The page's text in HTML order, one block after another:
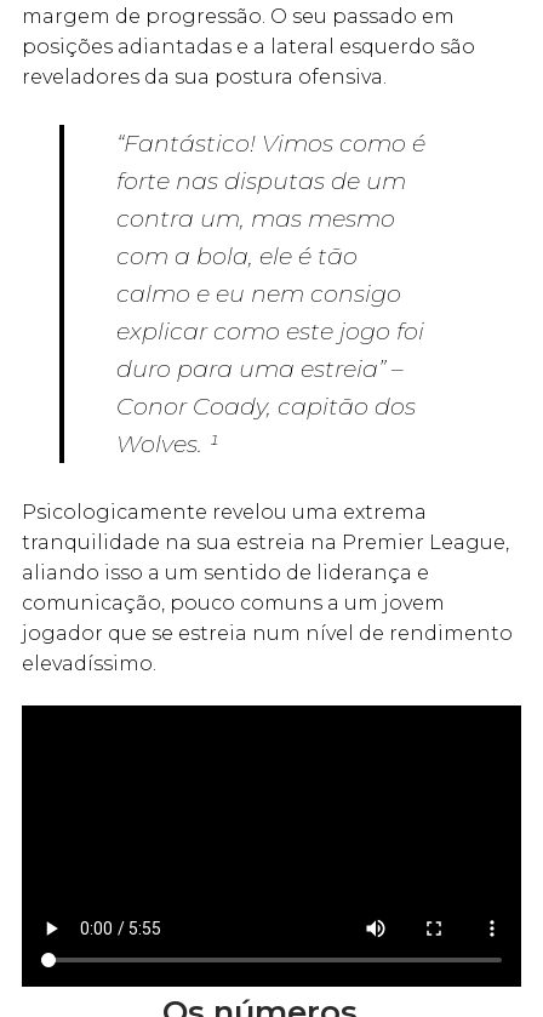
margem de progressão. O seu passado em
posições adiantadas e a lateral esquerdo são
reveladores da sua postura ofensiva.
“Fantástico! Vimos como é
forte nas disputas de um
contra um, mas mesmo
com a bola, ele é tão
calmo e eu nem consigo
explicar como este jogo foi
duro para uma estreia” –
Conor Coady, capitão dos
Wolves. ¹
Psicologicamente revelou uma extrema
tranquilidade na sua estreia na Premier League,
aliando isso a um sentido de liderança e
comunicação, pouco comuns a um jovem
jogador que se estreia num nível de rendimento
elevadíssimo.